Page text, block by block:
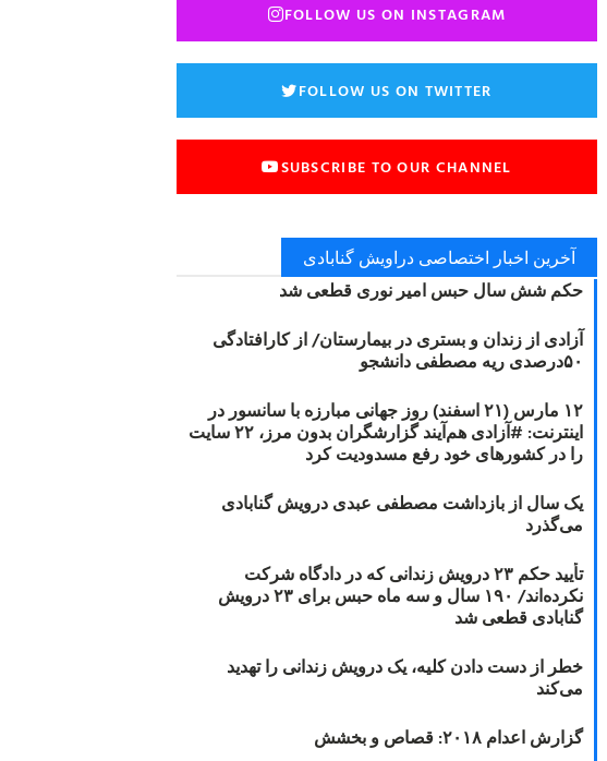
FOLLOW US ON INSTAGRAM
FOLLOW US ON TWITTER
SUBSCRIBE TO OUR CHANNEL
آخرین اخبار اختصاصی دراویش گنابادی
حکم شش سال حبس امیر نوری قطعی شد
آزادی از زندان و بستری در بیمارستان/ از کارافتادگی
۵۰درصدی ریه مصطفی دانشجو
۱۲ مارس (۲۱ اسفند) روز جهانی مبارزه با سانسور در
اینترنت: #آزادی هم‌آیند گزارشگران‌ بدون مرز، ۲۲ سایت
را در کشورهای خود رفع مسدودیت کرد
یک سال از بازداشت مصطفی عبدی درویش گنابادی
می‌گذرد
تأیید حکم ۲۳ درویش زندانی که در دادگاه شرکت
نکرده‌اند/ ۱۹۰ سال و سه ماه حبس برای ۲۳ درویش
گنابادی قطعی شد
خطر از دست دادن کلیه، یک درویش زندانی را تهدید
می‌کند
گزارش اعدام ۲۰۱۸: قصاص و بخشش